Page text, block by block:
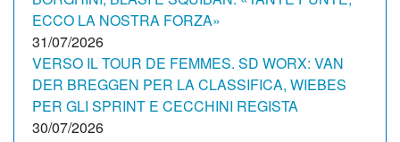
ECCO LA NOSTRA FORZA»
31/07/2026
VERSO IL TOUR DE FEMMES. SD WORX: VAN
DER BREGGEN PER LA CLASSIFICA, WIEBES
PER GLI SPRINT E CECCHINI REGISTA
30/07/2026